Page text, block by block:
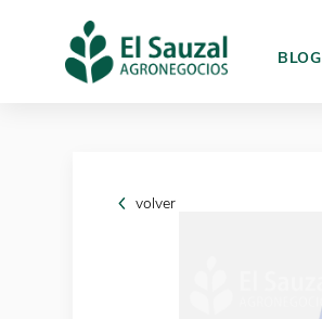
BLOG
volver